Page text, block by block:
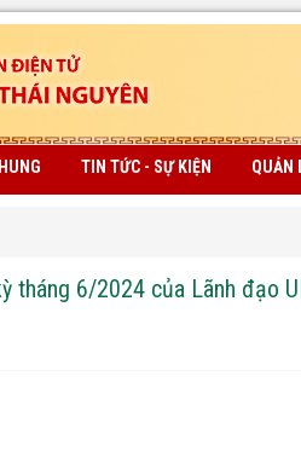
TIN TỨC - SỰ KIỆN QUẢN
tháng 6/2024 của Lãnh đạo